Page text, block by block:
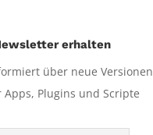
erhalten
über neue Versionen
Apps, Plugins und Scripte